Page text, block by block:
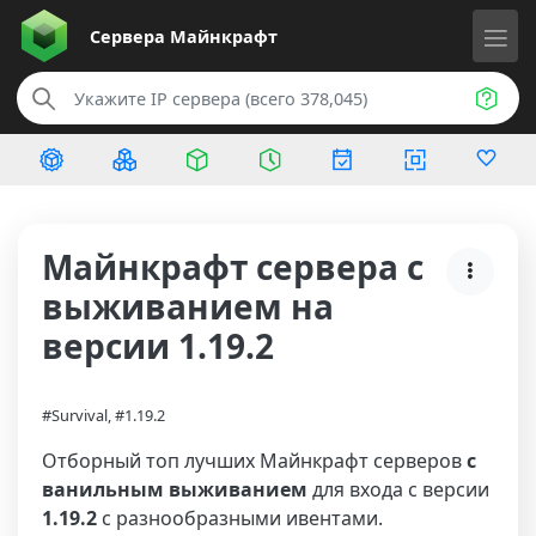
Сервера Майнкрафт
Майнкрафт сервера с
выживанием на
версии 1.19.2
#Survival, #1.19.2
Отборный топ лучших Майнкрафт серверовс
ванильным выживанием для входа с версии
1.19.2 с разнообразными ивентами.